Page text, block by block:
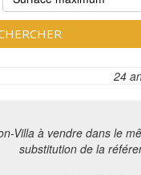
24
Villa à vendre dans le
substitution de la